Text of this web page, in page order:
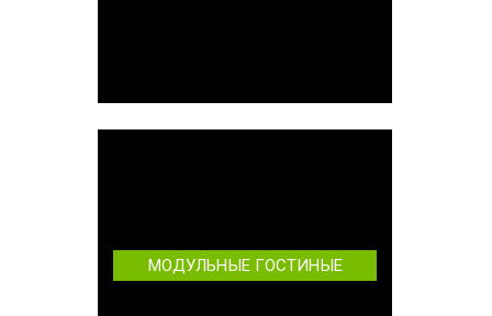
МОДУЛЬНЫЕ ГОСТИНЫЕ